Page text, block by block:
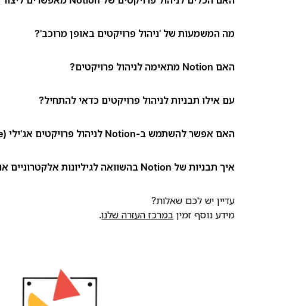
מה המשמעות של 'ניהול פרויקטים באופן מרוכב'?
האם Notion מתאימה לניהול פרויקטים?
עם אילו תבניות לניהול פרויקטים כדאי להתחיל?
האם אפשר להשתמש ב-Notion לניהול פרויקטים אג'ילי (Agile)?
איך תבניות של Notion בהשוואה לגיליונות אלקטרוניים או למסמכים?
עדיין יש לכם שאלות?
מידע נוסף זמין במרכז העזרה שלנו.